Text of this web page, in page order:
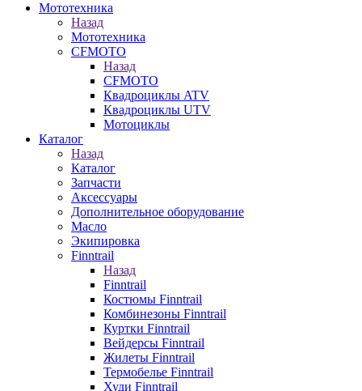
Мототехника
Назад
Мототехника
CFMOTO
Назад
CFMOTO
Квадроциклы ATV
Квадроциклы UTV
Мотоциклы
Каталог
Назад
Каталог
Запчасти
Аксессуары
Дополнительное оборудование
Масло
Экипировка
Finntrail
Назад
Finntrail
Костюмы Finntrail
Комбинезоны Finntrail
Куртки Finntrail
Вейдерсы Finntrail
Жилеты Finntrail
Термобелье Finntrail
Худи Finntrail